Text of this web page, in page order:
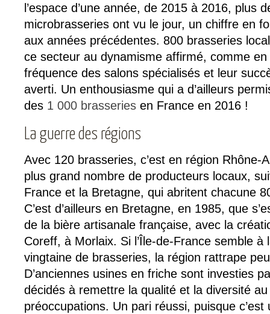
l’espace d’une année, de 2015 à 2016, plus
microbrasseries ont vu le jour, un chiffre en
aux années précédentes. 800 brasseries
ce secteur au dynamisme affirmé, comme
fréquence des salons spécialisés et leur
averti. Un enthousiasme qui a d’ailleurs
des 1 000 brasseries en France en 2016 !
La guerre des régions
Avec 120 brasseries, c’est en région Rhône-
plus grand nombre de producteurs locaux,
France et la Bretagne, qui abritent chacune
C’est d’ailleurs en Bretagne, en 1985, que
de la bière artisanale française, avec la
Coreff, à Morlaix. Si l’Île-de-France semble à
vingtaine de brasseries, la région rattrape
D’anciennes usines en friche sont investies
décidés à remettre la qualité et la diversité
préoccupations. Un pari réussi, puisque